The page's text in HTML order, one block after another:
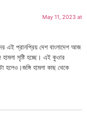
May 11, 2023 at
এই প্রানপ্রিয় দেশ বাংলাদেশ আজ
সৃষ্টি হচ্ছে। এই কুওার
হলেও।জঙ্গি হামলা কাছ থেকে